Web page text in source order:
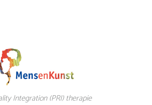
Integration (PRI) therapie